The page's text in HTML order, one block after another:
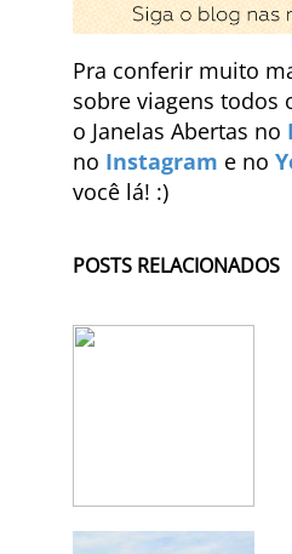
Pra conferir muito
sobre viagens todos
o Janelas Abertas no
no Instagram e no
você lá! :)
POSTS RELACIONADOS